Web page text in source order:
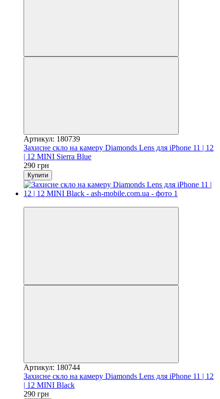
Артикул: 180739
Захисне скло на камеру Diamonds Lens для iPhone 11 | 12
| 12 MINI Sierra Blue
290 грн
Купити
Артикул: 180744
Захисне скло на камеру Diamonds Lens для iPhone 11 | 12
| 12 MINI Black
290 грн